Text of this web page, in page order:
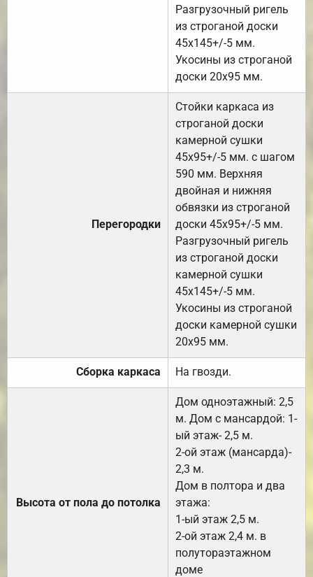
Разгрузочный ригель
из строганой доски
45х145+/-5 мм.
Укосины из строганой
доски 20х95 мм.
Перегородки
Стойки каркаса из
строганой доски
камерной сушки
45х95+/-5 мм. с шагом
590 мм. Верхняя
двойная и нижняя
обвязки из строганой
доски 45х95+/-5 мм.
Разгрузочный ригель
из строганой доски
камерной сушки
45х145+/-5 мм.
Укосины из строганой
доски камерной сушки
20х95 мм.
Сборка каркаса На гвозди.
Высота от пола до потолка
Дом одноэтажный: 2,5
м. Дом с мансардой: 1-
ый этаж- 2,5 м.
2-ой этаж (мансарда)-
2,3 м.
Дом в полтора и два
этажа:
1-ый этаж 2,5 м.
2-ой этаж 2,4 м. в
полутораэтажном
доме